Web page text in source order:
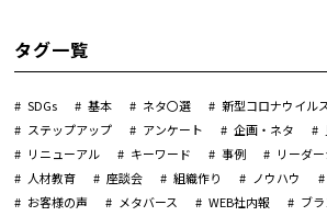
タグ一覧
SDGs 基本 ネタ〇選 新型コロナウイル
ステップアップ
アンケート 企画・ネタ
リニューアル
キーワード 事例 リーダ
人材教育
座談会 組織作り ノウハウ
お客様の声
メタバース WEB社内報 ブ